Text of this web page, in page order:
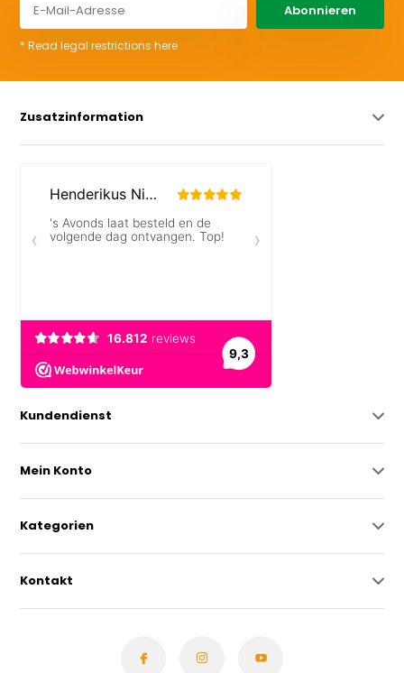
Abonnieren
* Read legal restrictions here
Zusatzinformation
Kundendienst
Mein Konto
Kategorien
Kontakt